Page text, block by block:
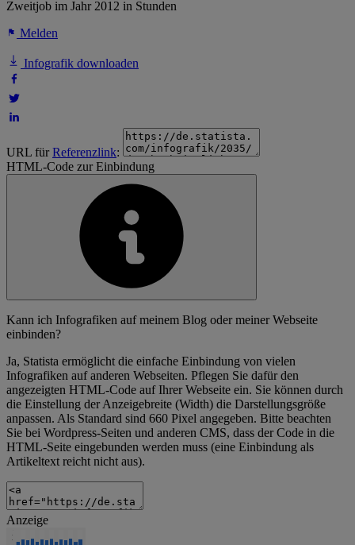
Zweitjob im Jahr 2012 in Stunden
Melden
Infografik downloaden
URL fürReferenzlink:
HTML-Code zur Einbindung
Kann ich Infografiken auf meinem Blog oder meiner Webseite
einbinden?
Ja, Statista ermöglicht die einfache Einbindung von vielen
Infografiken auf anderen Webseiten. Pflegen Sie dafür den
angezeigten HTML-Code auf Ihrer Webseite ein. Sie können durch
die Einstellung der Anzeigebreite (Width) die Darstellungsgröße
anpassen. Als Standard sind 660 Pixel angegeben. Bitte beachten
Sie bei Wordpress-Seiten und anderen CMS, dass der Code in die
HTML-Seite eingebunden werden muss (eine Einbindung als
Artikeltext reicht nicht aus).
Anzeige